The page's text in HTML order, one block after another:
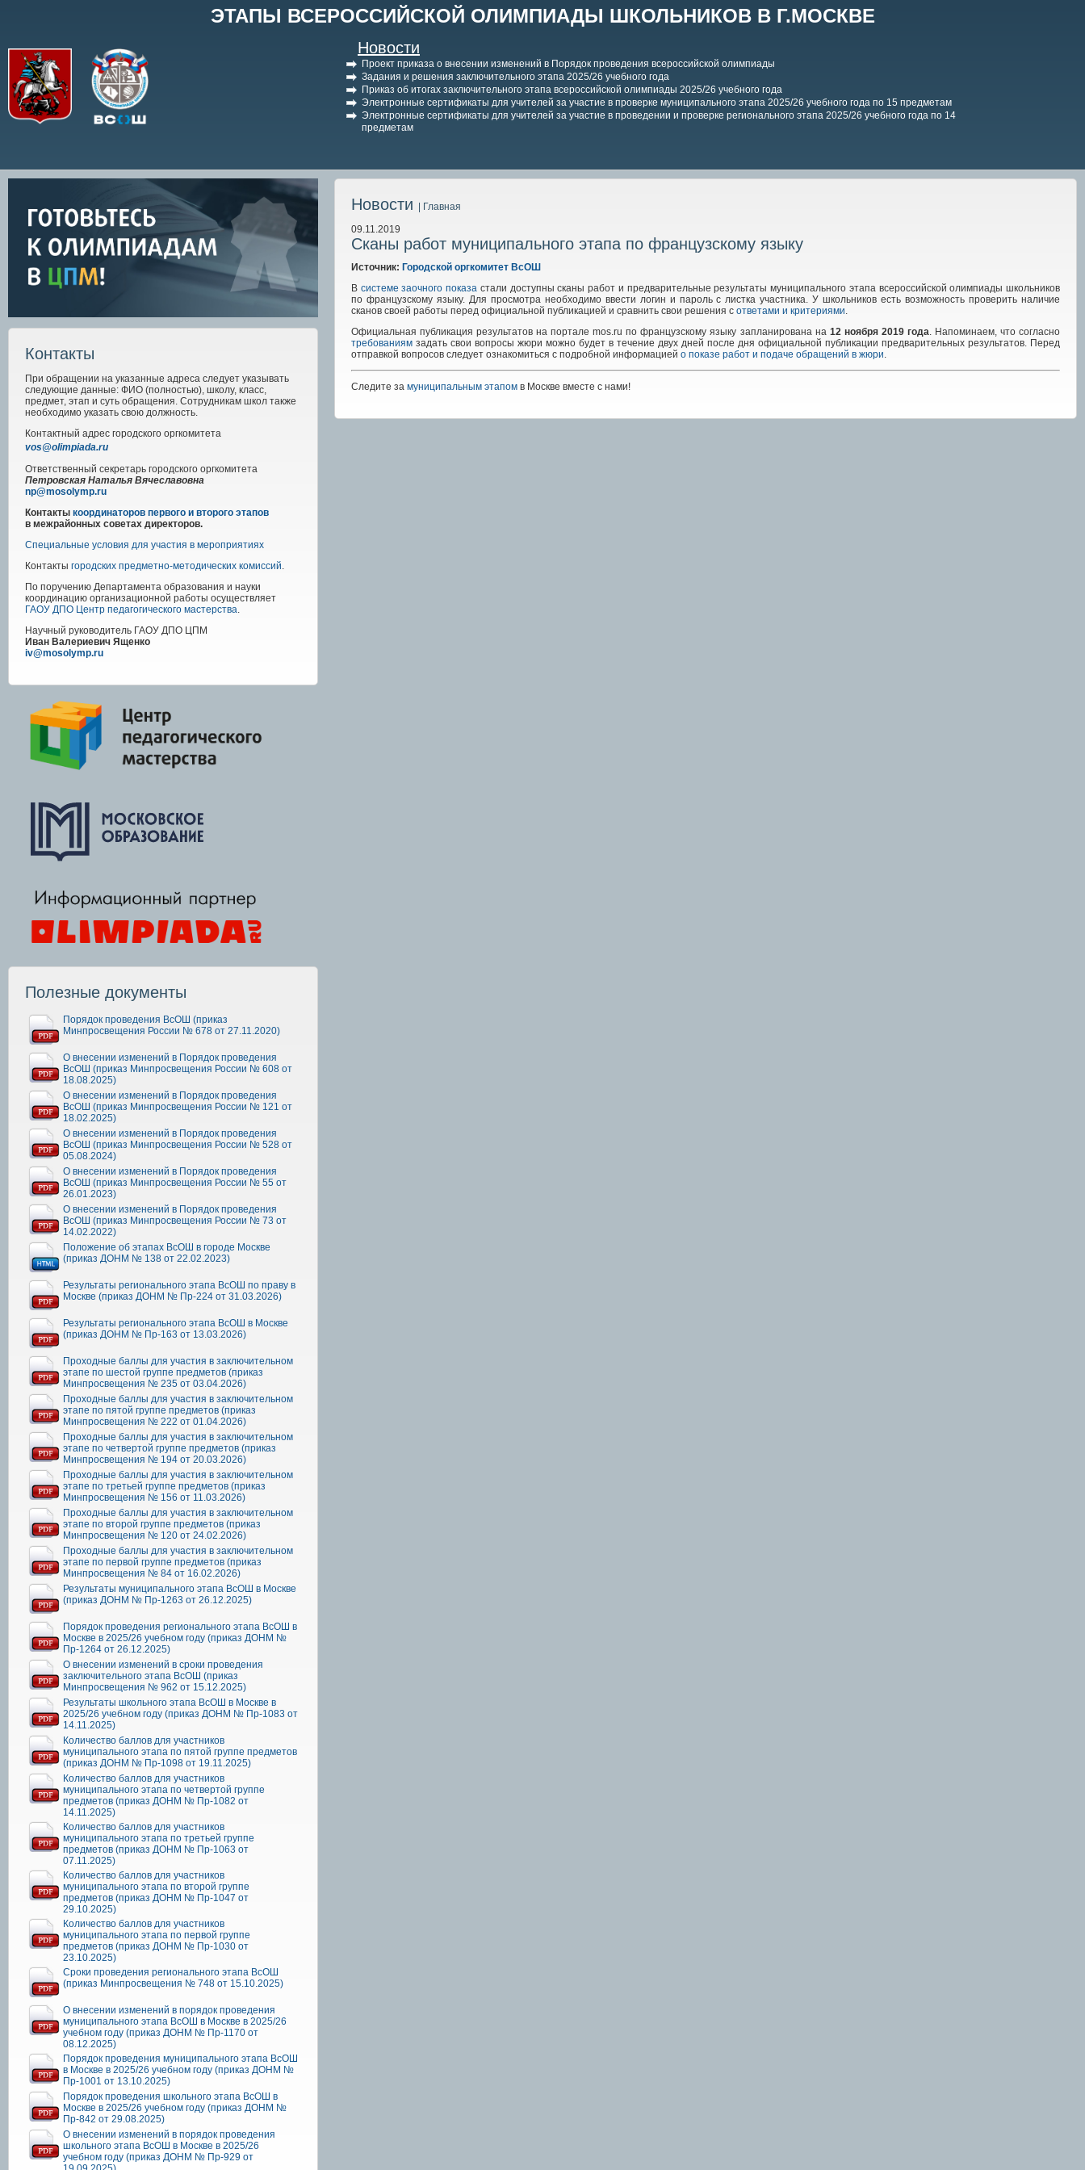
ЭТАПЫ ВСЕРОССИЙСКОЙ ОЛИМПИАДЫ ШКОЛЬНИКОВ В Г.МОСКВЕ
Новости
Проект приказа о внесении изменений в Порядок проведения всероссийской олимпиады
Задания и решения заключительного этапа 2025/26 учебного года
Приказ об итогах заключительного этапа всероссийской олимпиады 2025/26 учебного года
Электронные сертификаты для учителей за участие в проверке муниципального этапа 2025/26 учебного года по 15 предметам
Электронные сертификаты для учителей за участие в проведении и проверке регионального этапа 2025/26 учебного года по 14
предметам
Контакты
При обращении на указанные адреса следует указывать
следующие данные: ФИО (полностью), школу, класс,
предмет, этап и суть обращения. Сотрудникам школ также
необходимо указать свою должность.
Контактный адрес городского оргкомитета
vos@olimpiada.ru
Ответственный секретарь городского оргкомитета
Петровская Наталья Вячеславовна
np@mosolymp.ru
Контакты координаторов первого и второго этапов
в межрайонных советах директоров.
Специальные условия для участия в мероприятиях
Контакты городских предметно-методических комиссий.
По поручению Департамента образования и науки
координацию организационной работы осуществляет
ГАОУ ДПО Центр педагогического мастерства.
Научный руководитель ГАОУ ДПО ЦПМ
Иван Валериевич Ященко
iv@mosolymp.ru
Полезные документы
Порядок проведения ВсОШ (приказ
Минпросвещения России № 678 от 27.11.2020)
О внесении изменений в Порядок проведения
ВсОШ (приказ Минпросвещения России № 608 от
18.08.2025)
О внесении изменений в Порядок проведения
ВсОШ (приказ Минпросвещения России № 121 от
18.02.2025)
О внесении изменений в Порядок проведения
ВсОШ (приказ Минпросвещения России № 528 от
05.08.2024)
О внесении изменений в Порядок проведения
ВсОШ (приказ Минпросвещения России № 55 от
26.01.2023)
О внесении изменений в Порядок проведения
ВсОШ (приказ Минпросвещения России № 73 от
14.02.2022)
Положение об этапах ВсОШ в городе Москве
(приказ ДОНМ № 138 от 22.02.2023)
Результаты регионального этапа ВсОШ по праву в
Москве (приказ ДОНМ № Пр-224 от 31.03.2026)
Результаты регионального этапа ВсОШ в Москве
(приказ ДОНМ № Пр-163 от 13.03.2026)
Проходные баллы для участия в заключительном
этапе по шестой группе предметов (приказ
Минпросвещения № 235 от 03.04.2026)
Проходные баллы для участия в заключительном
этапе по пятой группе предметов (приказ
Минпросвещения № 222 от 01.04.2026)
Проходные баллы для участия в заключительном
этапе по четвертой группе предметов (приказ
Минпросвещения № 194 от 20.03.2026)
Проходные баллы для участия в заключительном
этапе по третьей группе предметов (приказ
Минпросвещения № 156 от 11.03.2026)
Проходные баллы для участия в заключительном
этапе по второй группе предметов (приказ
Минпросвещения № 120 от 24.02.2026)
Проходные баллы для участия в заключительном
этапе по первой группе предметов (приказ
Минпросвещения № 84 от 16.02.2026)
Результаты муниципального этапа ВсОШ в Москве
(приказ ДОНМ № Пр-1263 от 26.12.2025)
Порядок проведения регионального этапа ВсОШ в
Москве в 2025/26 учебном году (приказ ДОНМ №
Пр-1264 от 26.12.2025)
О внесении изменений в сроки проведения
заключительного этапа ВсОШ (приказ
Минпросвещения № 962 от 15.12.2025)
Результаты школьного этапа ВсОШ в Москве в
2025/26 учебном году (приказ ДОНМ № Пр-1083 от
14.11.2025)
Количество баллов для участников
муниципального этапа по пятой группе предметов
(приказ ДОНМ № Пр-1098 от 19.11.2025)
Количество баллов для участников
муниципального этапа по четвертой группе
предметов (приказ ДОНМ № Пр-1082 от
14.11.2025)
Количество баллов для участников
муниципального этапа по третьей группе
предметов (приказ ДОНМ № Пр-1063 от
07.11.2025)
Количество баллов для участников
муниципального этапа по второй группе
предметов (приказ ДОНМ № Пр-1047 от
29.10.2025)
Количество баллов для участников
муниципального этапа по первой группе
предметов (приказ ДОНМ № Пр-1030 от
23.10.2025)
Сроки проведения регионального этапа ВсОШ
(приказ Минпросвещения № 748 от 15.10.2025)
О внесении изменений в порядок проведения
муниципального этапа ВсОШ в Москве в 2025/26
учебном году (приказ ДОНМ № Пр-1170 от
08.12.2025)
Порядок проведения муниципального этапа ВсОШ
в Москве в 2025/26 учебном году (приказ ДОНМ №
Пр-1001 от 13.10.2025)
Порядок проведения школьного этапа ВсОШ в
Москве в 2025/26 учебном году (приказ ДОНМ №
Пр-842 от 29.08.2025)
О внесении изменений в порядок проведения
школьного этапа ВсОШ в Москве в 2025/26
учебном году (приказ ДОНМ № Пр-929 от
Новости
| Главная
09.11.2019
Сканы работ муниципального этапа по французскому языку
Источник: Городской оргкомитет ВсОШ
В системе заочного показа стали доступны сканы работ и предварительные результаты муниципального этапа всероссийской олимпиады школьников
по французскому языку. Для просмотра необходимо ввести логин и пароль с листка участника. У школьников есть возможность проверить наличие
сканов своей работы перед официальной публикацией и сравнить свои решения с ответами и критериями.
Официальная публикация результатов на портале mos.ru по французскому языку запланирована на 12 ноября 2019 года. Напоминаем, что согласно
требованиям задать свои вопросы жюри можно будет в течение двух дней после дня официальной публикации предварительных результатов. Перед
отправкой вопросов следует ознакомиться с подробной информацией о показе работ и подаче обращений в жюри.
Следите за муниципальным этапом в Москве вместе с нами!